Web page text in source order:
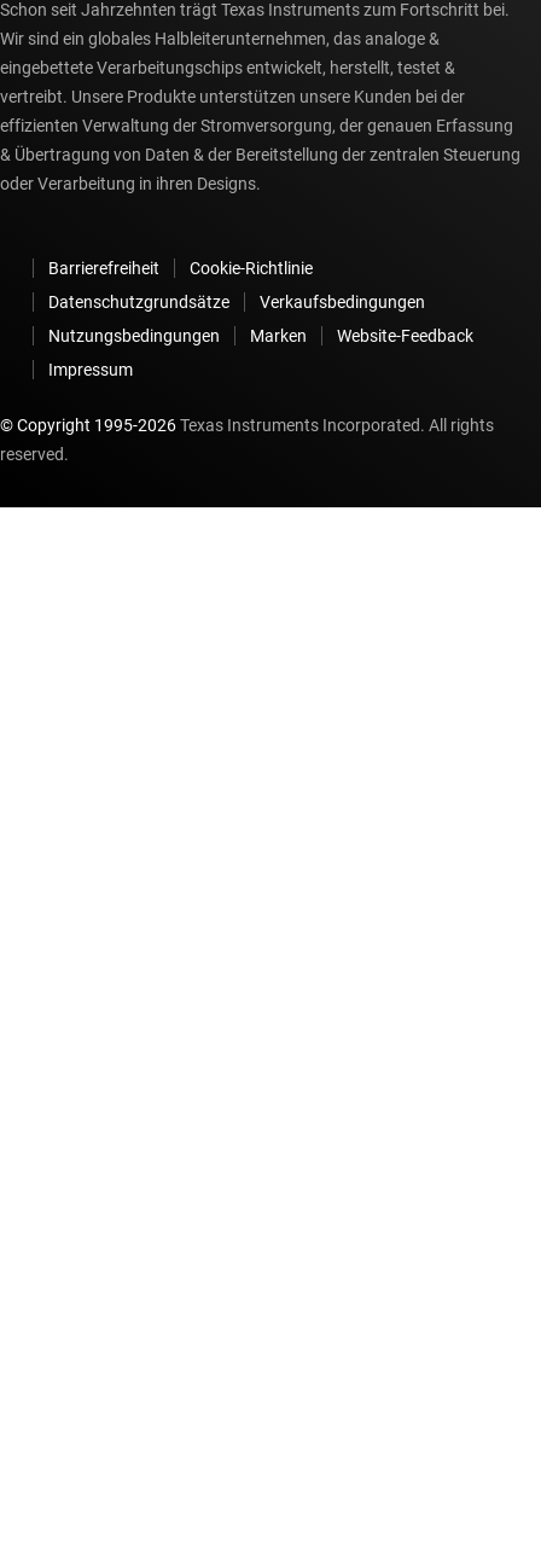
Schon seit Jahrzehnten trägt Texas Instruments zum Fortschritt bei.
Wir sind ein globales Halbleiterunternehmen, das analoge &
eingebettete Verarbeitungschips entwickelt, herstellt, testet &
vertreibt. Unsere Produkte unterstützen unsere Kunden bei der
effizienten Verwaltung der Stromversorgung, der genauen Erfassung
& Übertragung von Daten & der Bereitstellung der zentralen Steuerung
oder Verarbeitung in ihren Designs.
Barrierefreiheit
Cookie-Richtlinie
Datenschutzgrundsätze
Verkaufsbedingungen
Nutzungsbedingungen
Marken
Website-Feedback
Impressum
© Copyright 1995-2026Texas Instruments Incorporated. All rights
reserved.